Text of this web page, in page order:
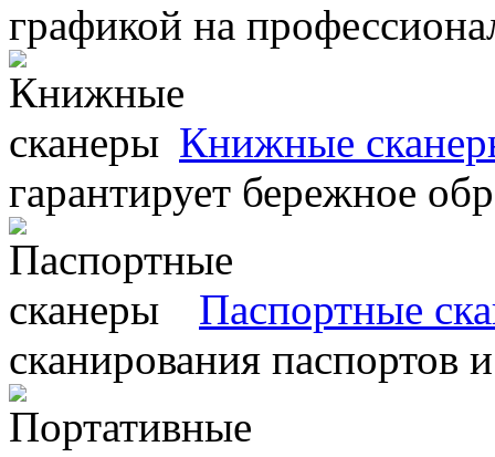
графикой на
Книжные
гарантирует бережное
Паспортные
сканирования паспортов